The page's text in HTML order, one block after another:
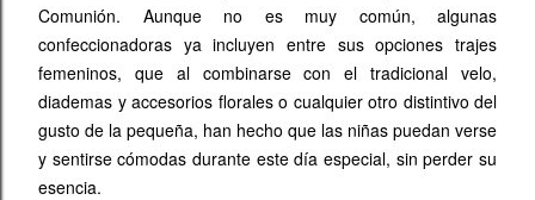
Comunión. Aunque no es muy común, algunas
confeccionadoras ya incluyen entre sus opciones trajes
femeninos, que al combinarse con el tradicional velo,
diademas y accesorios florales o cualquier otro distintivo del
gusto de la pequeña, han hecho que las niñas puedan verse
y sentirse cómodas durante este día especial, sin perder su
esencia.